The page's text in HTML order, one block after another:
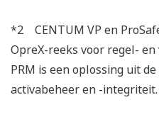
*2 CENTUM VP en
OpreX-reeks voor regel-
PRM is een oplossing uit
activabeheer en -integriteit.